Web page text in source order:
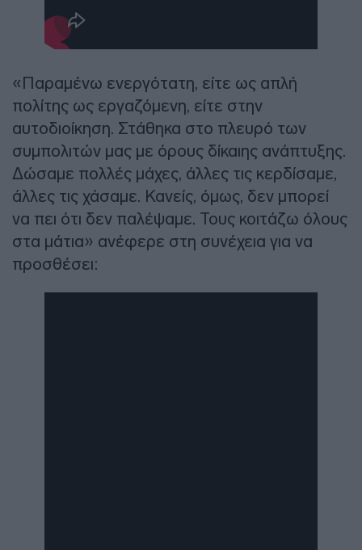
«Παραμένω ενεργότατη, είτε ως απλή
πολίτης ως εργαζόμενη, είτε στην
αυτοδιοίκηση. Στάθηκα στο πλευρό των
συμπολιτών μας με όρους δίκαιης ανάπτυξης.
Δώσαμε πολλές μάχες, άλλες τις κερδίσαμε,
άλλες τις χάσαμε. Κανείς, όμως, δεν μπορεί
να πει ότι δεν παλέψαμε. Τους κοιτάζω όλους
στα μάτια» ανέφερε στη συνέχεια για να
προσθέσει: